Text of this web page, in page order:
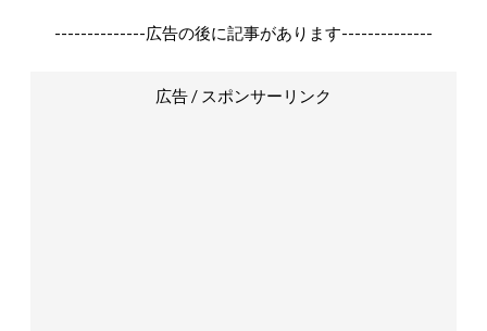
--------------広告の後に記事があります--------------
広告 / スポンサーリンク